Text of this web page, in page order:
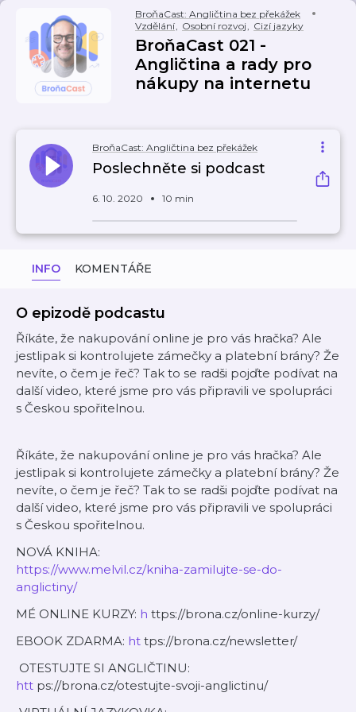
BroňaCast: Angličtina bez překážek
Vzdělání, Osobní rozvoj, Cizí jazyky
BroňaCast 021 -
Angličtina a rady pro
nákupy na internetu
BroňaCast: Angličtina bez překážek
Poslechněte si podcast
6. 10. 2020 10 min
INFO KOMENTÁŘE
O epizodě podcastu
Říkáte, že nakupování online je pro vás hračka? Ale
jestlipak si kontrolujete zámečky a platební brány? Že
nevíte, o čem je řeč? Tak to se radši pojďte podívat na
další video, které jsme pro vás připravili ve spolupráci
s Českou spořitelnou.
Říkáte, že nakupování online je pro vás hračka? Ale
jestlipak si kontrolujete zámečky a platební brány? Že
nevíte, o čem je řeč? Tak to se radši pojďte podívat na
další video, které jsme pro vás připravili ve spolupráci
s Českou spořitelnou.
NOVÁ KNIHA:
https://www.melvil.cz/kniha-zamilujte-se-do-
anglictiny/
MÉ ONLINE KURZY: h ttps://brona.cz/online-kurzy/
EBOOK ZDARMA: ht tps://brona.cz/newsletter/
OTESTUJTE SI ANGLIČTINU:
htt ps://brona.cz/otestujte-svoji-anglictinu/